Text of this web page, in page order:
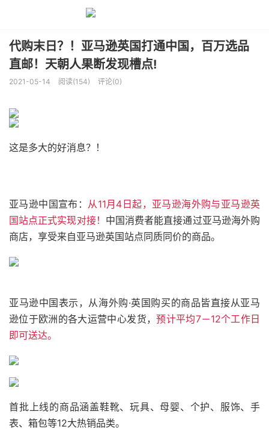
代购末日？！亚马逊英国打通中国，百万选品
直邮！天朝人果断发现槽点!
2021-05-14 阅读(154) 评论(0)
这是多大的好消息？！
亚马逊中国宣布： 从11月4日起，亚马逊海外购与亚马逊英
国站点正式实现对接！ 中国消费者能直接通过亚马逊海外购
商店，享受来自亚马逊英国站点同质同价的商品。
亚马逊中国表示，从海外购·英国购买的商品皆直接从亚马
逊位于欧洲的各大运营中心发货，预计平均7－12个工作日
即可送达。
首批上线的商品涵盖鞋靴、玩具、母婴、个护、服饰、手
表、箱包等12大热销品类。